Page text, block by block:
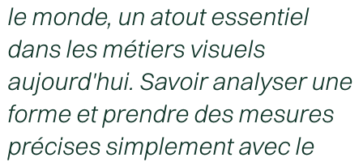
le monde, un atout essentiel
dans les métiers visuels
aujourd'hui. Savoir analyser une
forme et prendre des mesures
précises simplement avec le